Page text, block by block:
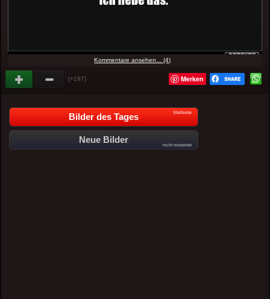
Kommentare ansehen... (4)
(+197) Merken
Bilder des Tages Startseite
Neue Bilder
nicht moderiert